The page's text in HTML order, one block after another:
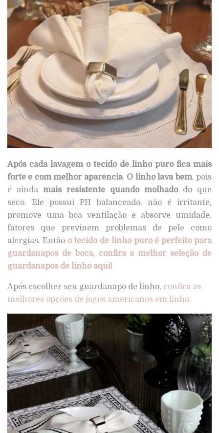
Após cada lavagem o tecido de linho puro fica mais
forte e com melhor aparência. O linho lava bem, pois
é ainda mais resistente quando molhadodo que
seco. Ele possui PH balanceado, não é irritante,
promove uma boa ventilação e absorve umidade,
fatores que previnem problemas de pele como
alergias. Então o tecido de linho puro é perfeito para
guardanapos de boca, confira a melhor seleção de
guardanapos de linho aqui!
Após escolher seu guardanapo de linho, confira as
melhores opções de jogos americanos em linho.